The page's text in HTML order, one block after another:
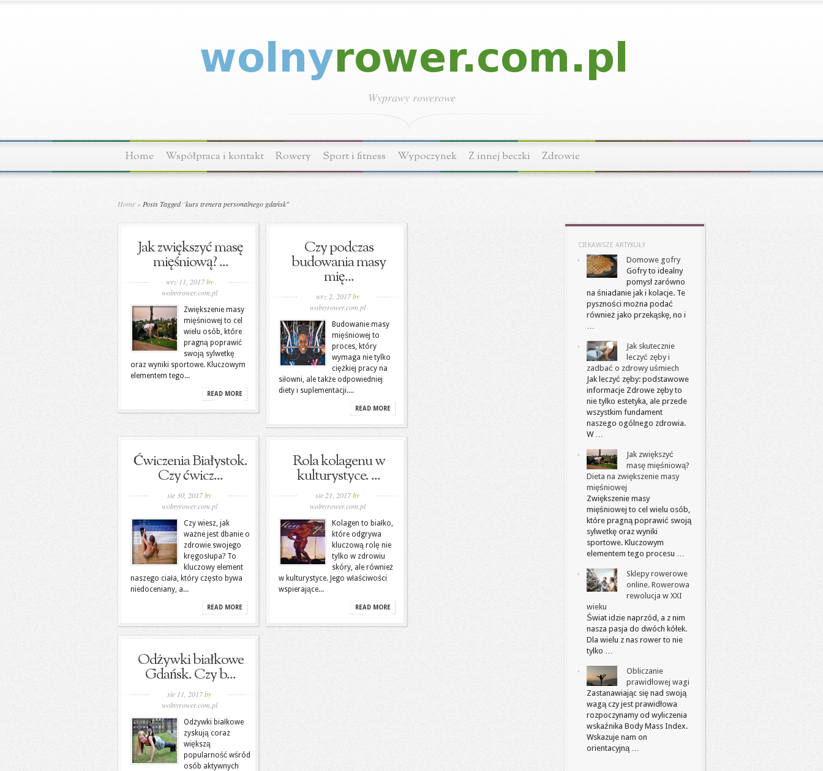
Wyprawy rowerowe
Home Współpraca i kontakt Rowery Sport i fitness Wypoczynek Z innej beczki Zdrowie
Home » Posts Tagged"kurs trenera personalnego gdańsk"
Jak zwiększyć masę
mięśniową? ...
wrz 11, 2017by
wolnyrower.com.pl
Zwiększenie masy
mięśniowej to cel
wielu osób, które
pragną poprawić
swoją sylwetkę
oraz wyniki sportowe. Kluczowym
elementem tego...
READ MORE
Czy podczas
budowania masy
mię...
wrz 2, 2017by
wolnyrower.com.pl
Budowanie masy
mięśniowej to
proces, który
wymaga nie tylko
ciężkiej pracy na
siłowni, ale także odpowiedniej
diety i suplementacji....
READ MORE
Ćwiczenia Białystok.
Czy ćwicz...
sie 30, 2017by
wolnyrower.com.pl
Czy wiesz, jak
ważne jest dbanie o
zdrowie swojego
kręgosłupa? To
kluczowy element
naszego ciała, który często bywa
niedoceniany, a...
READ MORE
Rola kolagenu w
kulturystyce. ...
sie 21, 2017by
wolnyrower.com.pl
Kolagen to białko,
które odgrywa
kluczową rolę nie
tylko w zdrowiu
skóry, ale również
w kulturystyce. Jego właściwości
wspierające...
READ MORE
Odżywki białkowe
Gdańsk. Czy b...
sie 11, 2017by
wolnyrower.com.pl
Odżywki białkowe
zyskują coraz
większą
popularność wśród
osób aktywnych
CIEKAWSZE ARTYKUŁY
Domowe gofry
Gofry to idealny
pomysł zarówno
na śniadanie jak i kolacje. Te
pyszności można podać
również jako przekąskę, no i
…
Jak skutecznie
leczyć zęby i
zadbać o zdrowy uśmiech
Jak leczyć zęby: podstawowe
informacje Zdrowe zęby to
nie tylko estetyka, ale przede
wszystkim fundament
naszego ogólnego zdrowia.
W …
Jak zwiększyć
masę mięśniową?
Dieta na zwiększenie masy
mięśniowej
Zwiększenie masy
mięśniowej to cel wielu osób,
które pragną poprawić swoją
sylwetkę oraz wyniki
sportowe. Kluczowym
elementem tego procesu …
Sklepy rowerowe
online. Rowerowa
rewolucja w XXI
wieku
Świat idzie naprzód, a z nim
nasza pasja do dwóch kółek.
Dla wielu z nas rower to nie
tylko …
Obliczanie
prawidłowej wagi
Zastanawiając się nad swoją
wagą czy jest prawidłowa
rozpoczynamy od wyliczenia
wskaźnika Body Mass Index.
Wskazuje nam on
orientacyjną …